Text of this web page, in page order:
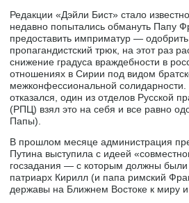
Редакции «Дэйли Бист» стало
недавно попытались обмануть Папу
предоставить имприматур —
пропагандистский трюк, на этот раз
снижение градуса враждебности в
отношениях в Сирии под видом
межконфессиональной солидарности.
отказался, один из отделов Русской
(РПЦ) взял это на себя и все равно
Папы).
В прошлом месяце администрация
Путина выступила с идеей
госзадания — с которым должны были
патриарх Кирилл (и папа римский
державы на Ближнем Востоке к миру и